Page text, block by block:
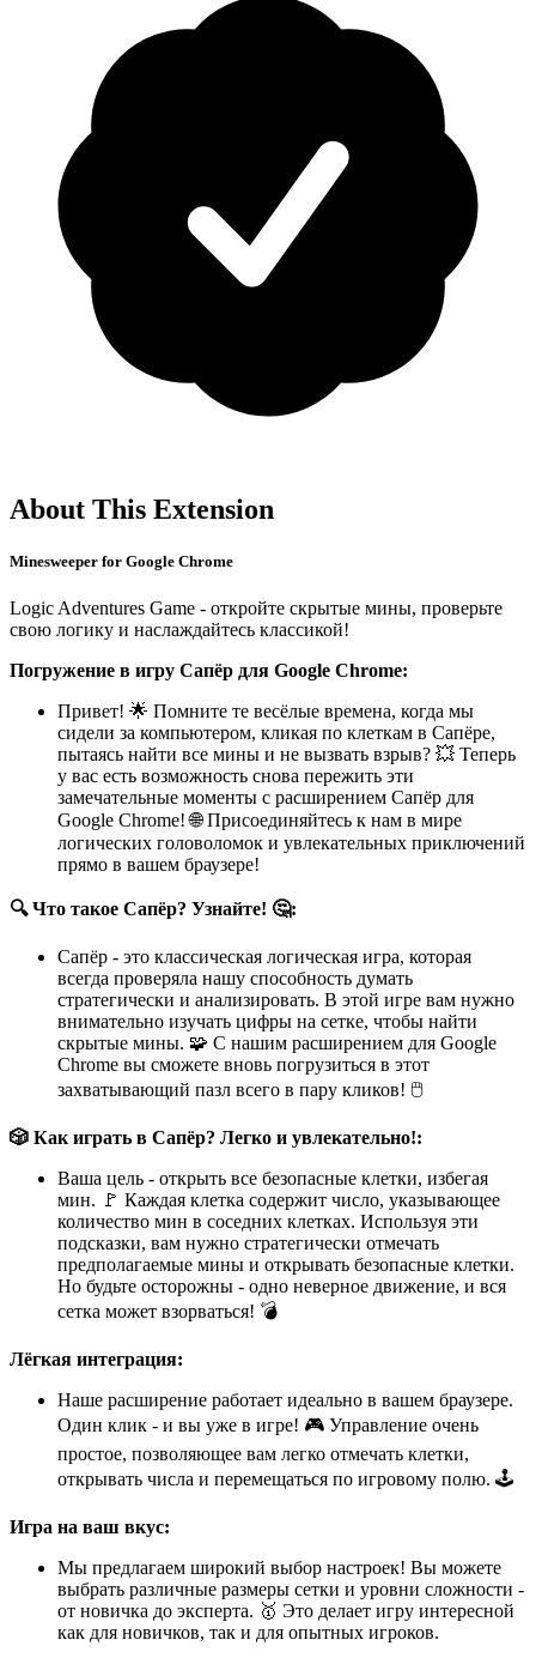
About This Extension
Minesweeper for Google Chrome
Logic Adventures Game - откройте скрытые мины, проверьте
свою логику и наслаждайтесь классикой!
Погружение в игру Сапёр для Google Chrome:
Привет! 🌟 Помните те весёлые времена, когда мы
сидели за компьютером, кликая по клеткам в Сапёре,
пытаясь найти все мины и не вызвать взрыв? 💥 Теперь
у вас есть возможность снова пережить эти
замечательные моменты с расширением Сапёр для
Google Chrome! 🌐 Присоединяйтесь к нам в мире
логических головоломок и увлекательных приключений
прямо в вашем браузере!
🔍 Что такое Сапёр? Узнайте! 🤔:
Сапёр - это классическая логическая игра, которая
всегда проверяла нашу способность думать
стратегически и анализировать. В этой игре вам нужно
внимательно изучать цифры на сетке, чтобы найти
скрытые мины. 🧩 С нашим расширением для Google
Chrome вы сможете вновь погрузиться в этот
захватывающий пазл всего в пару кликов! 🖱️
🎲 Как играть в Сапёр? Легко и увлекательно!:
Ваша цель - открыть все безопасные клетки, избегая
мин. 🚩 Каждая клетка содержит число, указывающее
количество мин в соседних клетках. Используя эти
подсказки, вам нужно стратегически отмечать
предполагаемые мины и открывать безопасные клетки.
Но будьте осторожны - одно неверное движение, и вся
сетка может взорваться! 💣
Лёгкая интеграция:
Наше расширение работает идеально в вашем браузере.
Один клик - и вы уже в игре! 🎮 Управление очень
простое, позволяющее вам легко отмечать клетки,
открывать числа и перемещаться по игровому полю. 🕹️
Игра на ваш вкус:
Мы предлагаем широкий выбор настроек! Вы можете
выбрать различные размеры сетки и уровни сложности -
от новичка до эксперта. 🥇 Это делает игру интересной
как для новичков, так и для опытных игроков.